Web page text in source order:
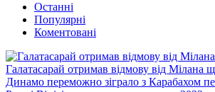
Останні
Популярні
Коментовані
Галатасарай отримав відмову від Мілана
Динамо переможно зіграло з Карабахом